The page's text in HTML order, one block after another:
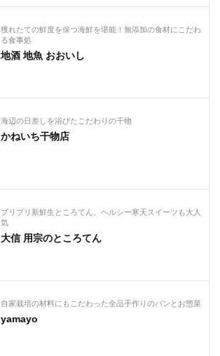
獲れたての鮮度を保つ海鮮を堪能！無添加の食材にこだわ
る食事処
地酒 地魚 おおいし
海辺の日差しを浴びたこだわりの干物
かねいち干物店
プリプリ新鮮生ところてん、ヘルシー寒天スイーツも大人
気
大信 用宗のところてん
自家栽培の材料にもこだわった全品手作りのパンとお惣菜
yamayo